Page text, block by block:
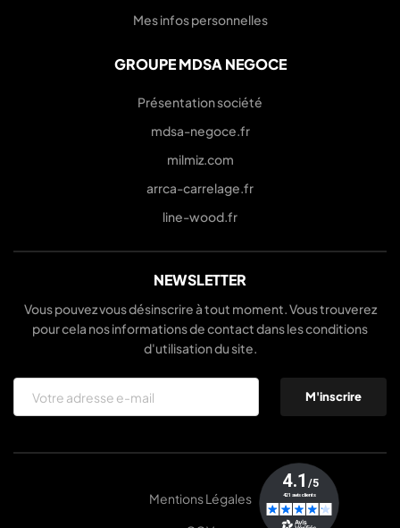
Mes infos personnelles
GROUPE MDSA NEGOCE
Présentation société
mdsa-negoce.fr
milmiz.com
arrca-carrelage.fr
line-wood.fr
NEWSLETTER
Vous pouvez vous désinscrire à tout moment. Vous trouverez
pour cela nos informations de contact dans les conditions
d'utilisation du site.
Mentions Légales